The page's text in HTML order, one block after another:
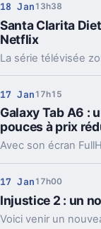
18 Jan 13h38
Santa Clarita
Netflix
17 Jan 17h15
Galaxy Tab A6 :
pouces à prix
17 Jan 17h00
Injustice 2 : un